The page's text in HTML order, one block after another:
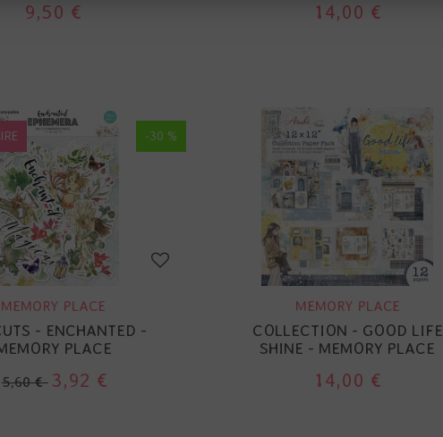
9,50 € 14,00 €
-30 %
MEMORY PLACE
- ENCHANTED -
PLACE
5,60 € 3,92 €
MEMORY PLACE
COLLECTION - GOOD LIFE
SHINE - MEMORY PLACE
14,00 €